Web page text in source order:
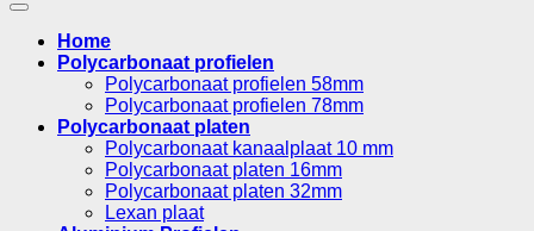
Home
Polycarbonaat profielen
Polycarbonaat profielen 58mm
Polycarbonaat profielen 78mm
Polycarbonaat platen
Polycarbonaat kanaalplaat 10 mm
Polycarbonaat platen 16mm
Polycarbonaat platen 32mm
Lexan plaat